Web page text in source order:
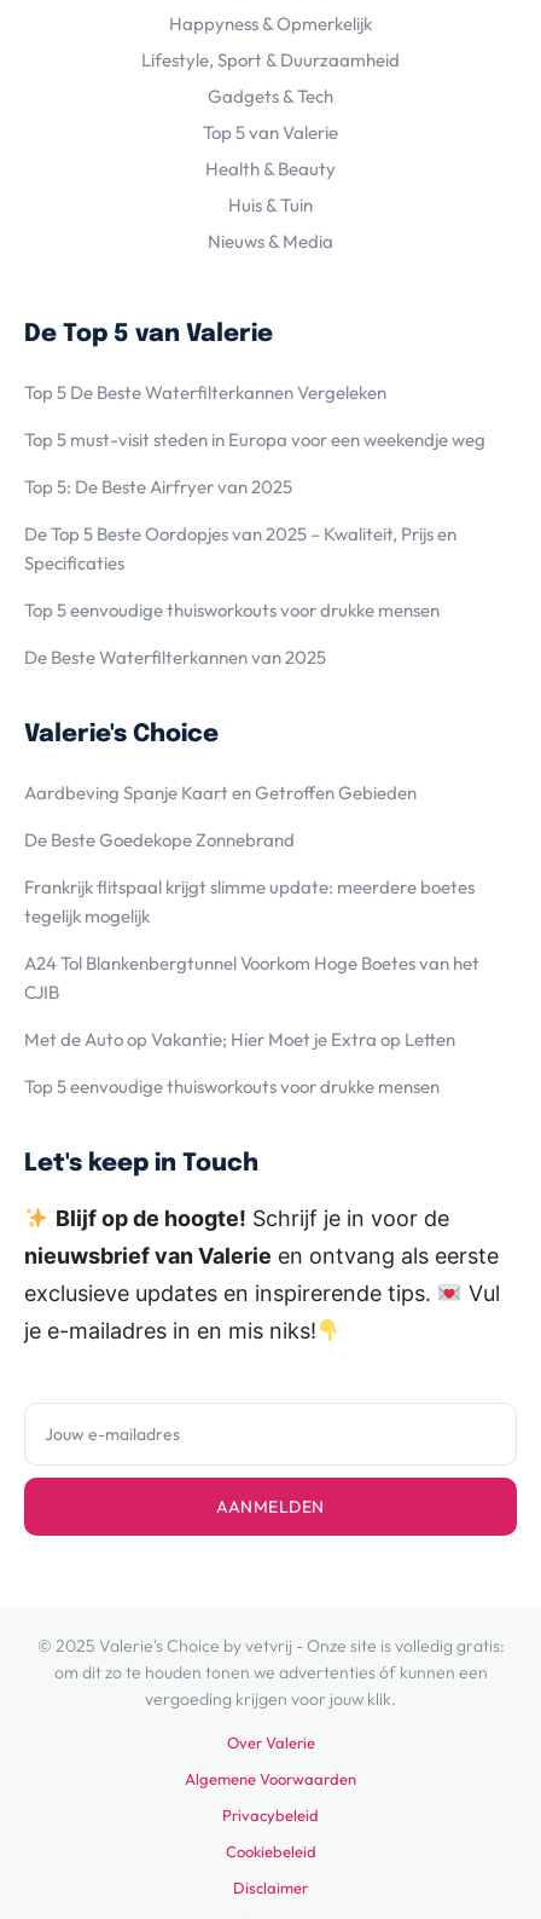
Happyness & Opmerkelijk
Lifestyle, Sport & Duurzaamheid
Gadgets & Tech
Top 5 van Valerie
Health & Beauty
Huis & Tuin
Nieuws & Media
De Top 5 van Valerie
Top 5 De Beste Waterfilterkannen Vergeleken
Top 5 must-visit steden in Europa voor een weekendje weg
Top 5: De Beste Airfryer van 2025
De Top 5 Beste Oordopjes van 2025 – Kwaliteit, Prijs en
Specificaties
Top 5 eenvoudige thuisworkouts voor drukke mensen
De Beste Waterfilterkannen van 2025
Valerie's Choice
Aardbeving Spanje Kaart en Getroffen Gebieden
De Beste Goedekope Zonnebrand
Frankrijk flitspaal krijgt slimme update: meerdere boetes
tegelijk mogelijk
A24 Tol Blankenbergtunnel Voorkom Hoge Boetes van het
CJIB
Met de Auto op Vakantie; Hier Moet je Extra op Letten
Top 5 eenvoudige thuisworkouts voor drukke mensen
Let's keep in Touch
Blijf op de hoogte! Schrijf je in voor de
nieuwsbrief van Valerie en ontvang als eerste
exclusieve updates en inspirerende tips.
Vul
je e-mailadres in en mis niks!
AANMELDEN
© 2025 Valerie's Choice by vetvrij - Onze site is volledig gratis:
om dit zo te houden tonen we advertenties óf kunnen een
vergoeding krijgen voor jouw klik.
Over Valerie
Algemene Voorwaarden
Privacybeleid
Cookiebeleid
Disclaimer